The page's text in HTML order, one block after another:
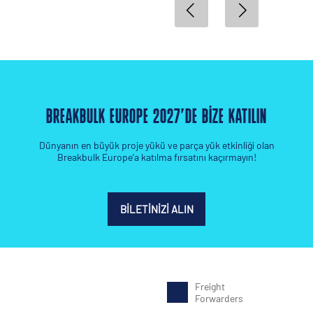
BREAKBULK EUROPE 2027’DE BIZE KATILIN
Dünyanın en büyük proje yükü ve parça yük etkinliği olan
Breakbulk Europe’a katılma fırsatını kaçırmayın!
BILETINIZI ALIN
Freight
Forwarders